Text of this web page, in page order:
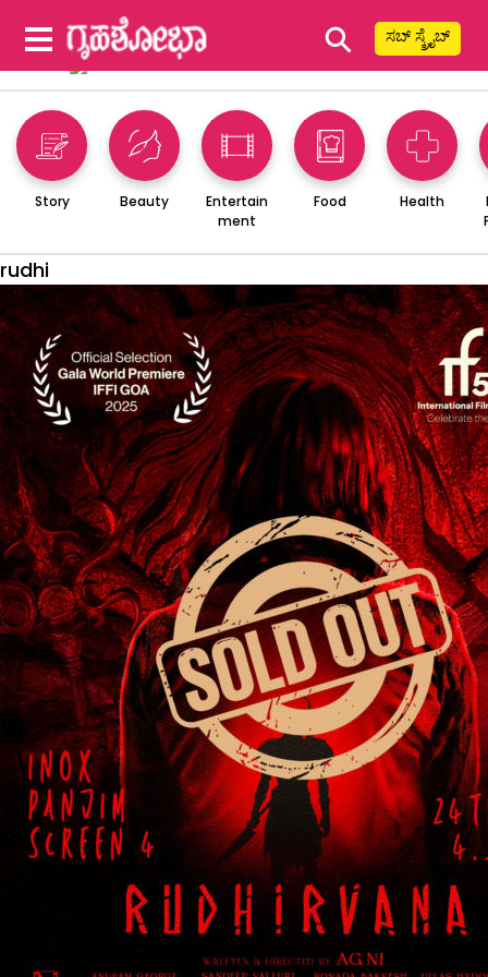
⚲ ಸಬ್ ಸ್ಕ್ರೈಬ್
Story Beauty
Entertain
ment
Food Health
rudhi